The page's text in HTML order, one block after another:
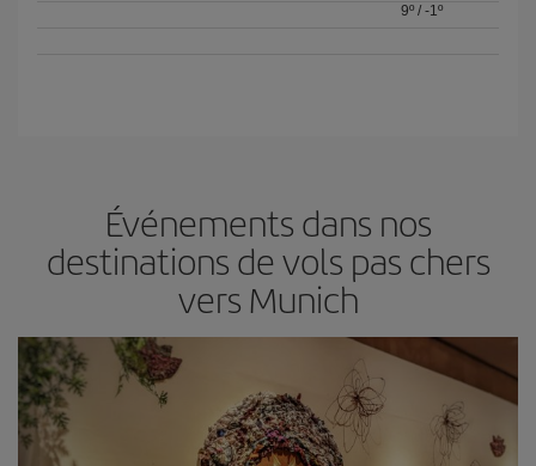
9º /-1º
Événements dans nos
destinations de vols pas chers
vers Munich